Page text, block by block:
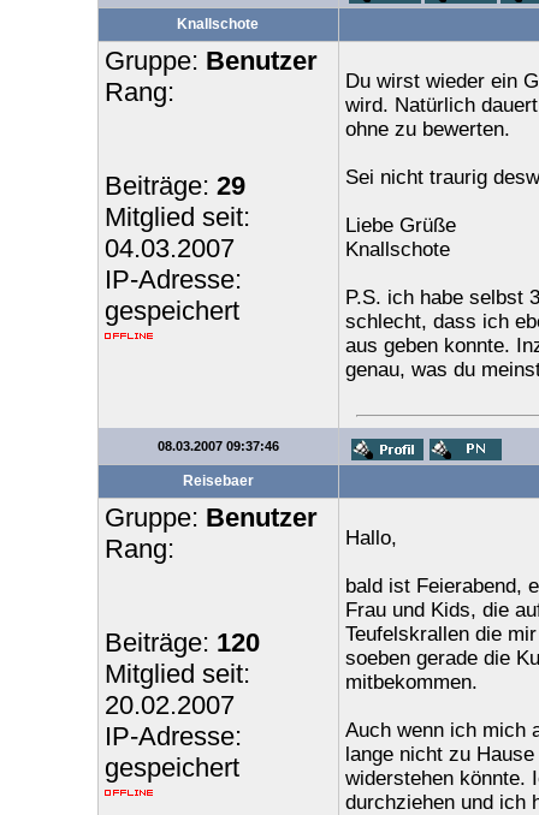
Knallschote
Gruppe: Benutzer
Rang:
Beiträge: 29
Mitglied seit:
04.03.2007
IP-Adresse:
gespeichert
Du wirst wieder ein
wird. Natürlich
ohne zu bewerten.
Sei nicht traurig
Liebe Grüße
Knallschote
P.S. ich habe selbst
schlecht, dass ich
aus geben konnte.
genau, was du
08.03.2007 09:37:46
Reisebaer
Gruppe: Benutzer
Rang:
Beiträge: 120
Mitglied seit:
20.02.2007
IP-Adresse:
gespeichert
Hallo,
bald ist Feierabend,
Frau und Kids, die
Teufelskrallen die
soeben gerade die
mitbekommen.
Auch wenn ich mich
lange nicht zu
widerstehen könnte.
durchziehen und ich